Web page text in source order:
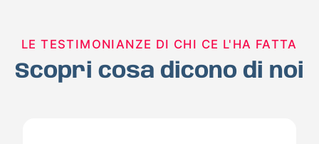
LE TESTIMONIANZE DI CHI CE L'HA FATTA
Scopri cosa dicono di noi